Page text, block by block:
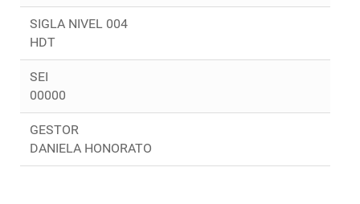
SIGLA NIVEL 004
HDT
SEI
00000
GESTOR
DANIELA HONORATO